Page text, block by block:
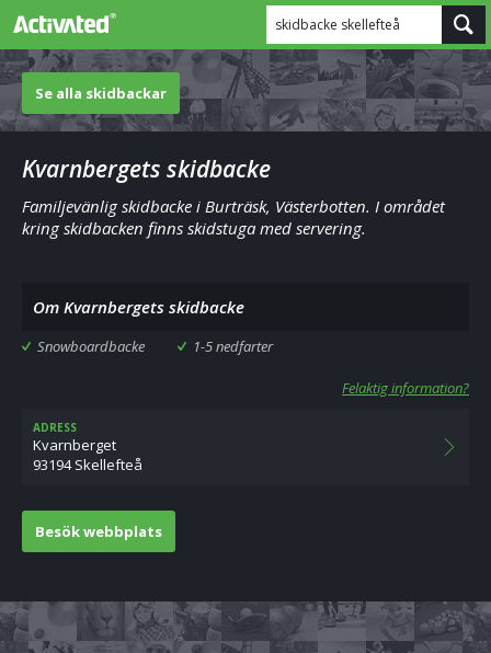
skidbacke skellefteå
Se alla skidbackar
Kvarnbergets skidbacke
Familjevänlig skidbacke i Burträsk, Västerbotten. I området
kring skidbacken finns skidstuga med servering.
Om Kvarnbergets skidbacke
Snowboardbacke 1-5 nedfarter
Felaktig information?
ADRESS
Kvarnberget
93194 Skellefteå
Besök webbplats